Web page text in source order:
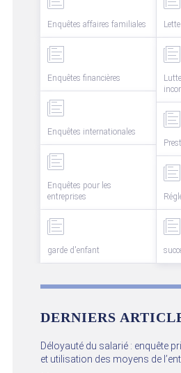
Enquêtes affaires familiales
Enquêtes financières
Enquêtes internationales
Enquêtes pour les
entreprises
garde d'enfant
DERNIERS
Déloyauté du salarié : enquête
et utilisation des moyens de